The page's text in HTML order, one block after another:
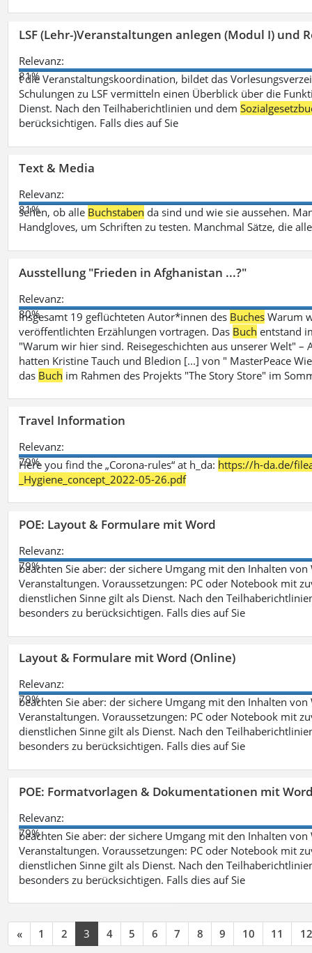
LSF (Lehr-)Veranstaltungen anlegen (Modul I) und
Relevanz:
81%
t die Veranstaltungskoordination, bildet das
Schulungen zu LSF vermitteln einen Überblick über die
Dienst. Nach den Teilhaberichtlinien und dem
berücksichtigen. Falls dies auf Sie
Text & Media
Relevanz:
81%
sehen, ob alle Buchstaben da sind und wie sie aussehen.
Handgloves, um Schriften zu testen. Manchmal Sätze, die
Ausstellung "Frieden in Afghanistan ...?"
Relevanz:
80%
insgesamt 19 geflüchteten Autor*innen des Buches Warum
veröffentlichten Erzählungen vortragen. Das Buch entstand
"Warum wir hier sind. Reisegeschichten aus unserer Welt"
hatten Kristine Tauch und Bledion [...] von " MasterPeace
das Buch im Rahmen des Projekts "The Story Store" im
Travel Information
Relevanz:
79%
Here you find the „Corona-rules“ at h_da: https://h-da.de/
_Hygiene_concept_2022-05-26.pdf
POE: Layout & Formulare mit Word
Relevanz:
79%
beachten Sie aber: der sichere Umgang mit den Inhalten
Veranstaltungen. Voraussetzungen: PC oder Notebook mit
dienstlichen Sinne gilt als Dienst. Nach den
besonders zu berücksichtigen. Falls dies auf Sie
Layout & Formulare mit Word (Online)
Relevanz:
79%
beachten Sie aber: der sichere Umgang mit den Inhalten
Veranstaltungen. Voraussetzungen: PC oder Notebook mit
dienstlichen Sinne gilt als Dienst. Nach den
besonders zu berücksichtigen. Falls dies auf Sie
POE: Formatvorlagen & Dokumentationen mit
Relevanz:
79%
beachten Sie aber: der sichere Umgang mit den Inhalten
Veranstaltungen. Voraussetzungen: PC oder Notebook mit
dienstlichen Sinne gilt als Dienst. Nach den
besonders zu berücksichtigen. Falls dies auf Sie
« 1 2 3 4 5 6 7 8 9 10 11 12